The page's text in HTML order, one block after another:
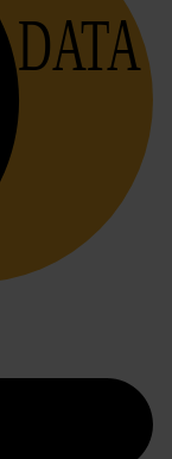
DATA